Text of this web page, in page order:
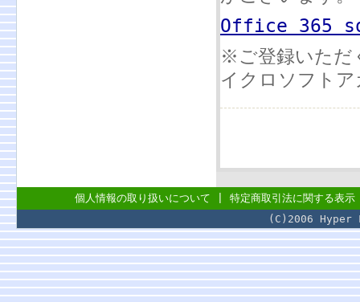
Office 365
※ご登録いただ
イクロソフト
個人情報の取り扱いについて 特定商取引法に関する表示
(C)2006